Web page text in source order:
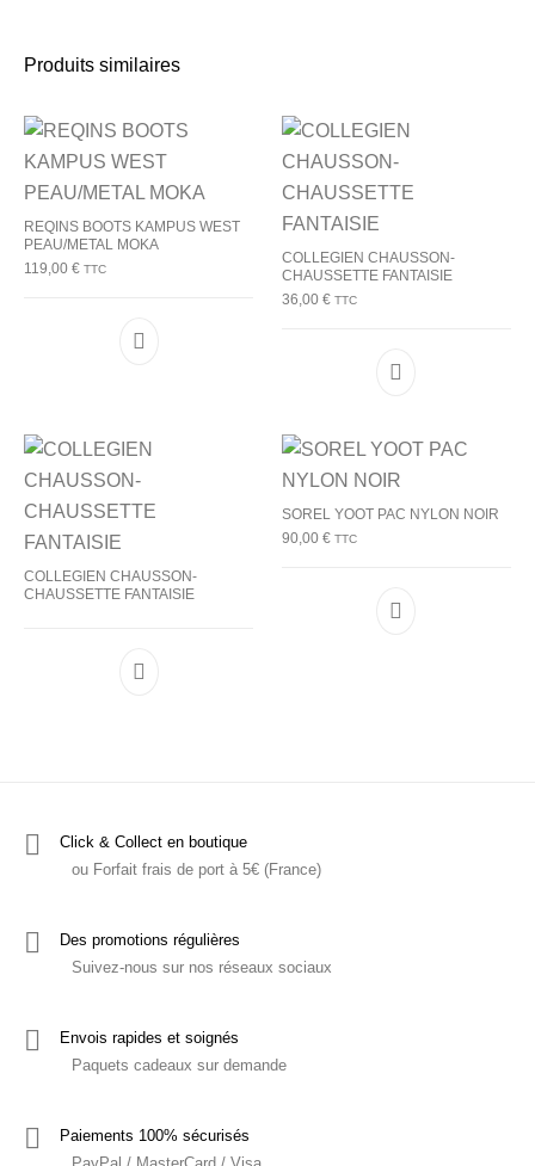
Produits similaires
REQINS BOOTS KAMPUS WEST
PEAU/METAL MOKA
119,00€ TTC
Ce produit a plusieurs variations. Les options
COLLEGIEN CHAUSSON-
CHAUSSETTE FANTAISIE
36,00 € TTC
Ce produit a
COLLEGIEN CHAUSSON-
CHAUSSETTE FANTAISIE
SOREL YOOT PAC NYLON NOIR
90,00 € TTC
Ce produit a
Click & Collect en boutique
ou Forfait frais de port à 5€ (France)
Des promotions régulières
Suivez-nous sur nos réseaux sociaux
Envois rapides et soignés
Paquets cadeaux sur demande
Paiements 100% sécurisés